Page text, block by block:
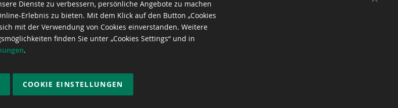
Dienste zu verbessern, persönliche Angebote zu machen
Erlebnis zu bieten. Mit dem Klick auf den Button „Cookies
mit der Verwendung von Cookies einverstanden. Weitere
finden Sie unter „Cookies Settings“ und in
.
COOKIE EINSTELLUNGEN